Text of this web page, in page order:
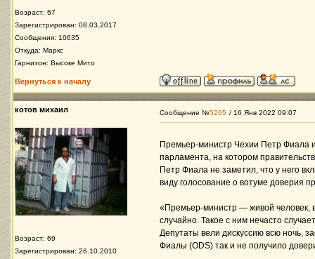
Возраст: 67
Зарегистрирован: 08.03.2017
Сообщения: 10635
Откуда: Маркс
Гарнизон: Высоке Мито
Вернуться к началу
котов михаил
Возраст: 69
Зарегистрирован: 26.10.2010
Сообщение №5265 / 16 Янв 2022 09:07
Премьер-министр Чехии Петр Фиала
парламента, на котором
Петр Фиала не заметил, что у него
виду голосование о вотуме доверия
«Премьер-министр — живой человек,
случайно. Такое с ним нечасто
Депутаты вели дискуссию всю ночь,
Фиалы (ODS) так и не получило